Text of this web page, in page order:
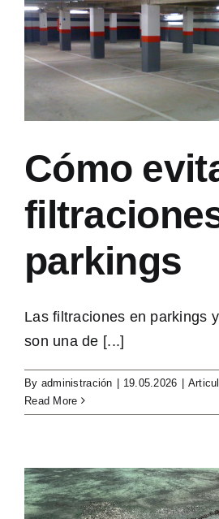
Cómo
parkings
Las filtraciones en parkings
son una de [...]
By administración 19.05.2026
Read More